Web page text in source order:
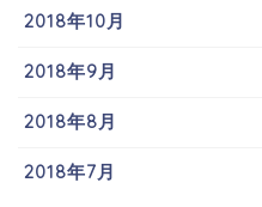
2018年10月
2018年9月
2018年8月
2018年7月